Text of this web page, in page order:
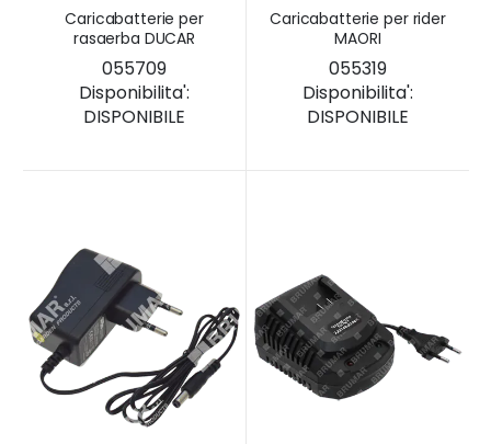
Caricabatterie per
rasaerba DUCAR
055709
Disponibilita':
DISPONIBILE
Caricabatterie per rider
MAORI
055319
Disponibilita':
DISPONIBILE